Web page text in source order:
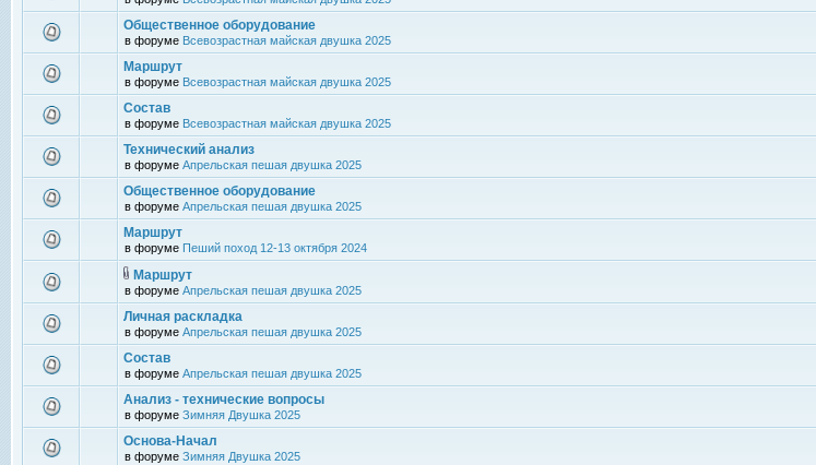
Общественное оборудование
в форуме Всевозрастная майская двушка 2025
Маршрут
в форуме Всевозрастная майская двушка 2025
Состав
в форуме Всевозрастная майская двушка 2025
Технический анализ
в форуме Апрельская пешая двушка 2025
Общественное оборудование
в форуме Апрельская пешая двушка 2025
Маршрут
в форуме Пеший поход 12-13 октября 2024
Маршрут
в форуме Апрельская пешая двушка 2025
Личная раскладка
в форуме Апрельская пешая двушка 2025
Состав
в форуме Апрельская пешая двушка 2025
Анализ - технические вопросы
в форуме Зимняя Двушка 2025
Основа-Начал
в форуме Зимняя Двушка 2025